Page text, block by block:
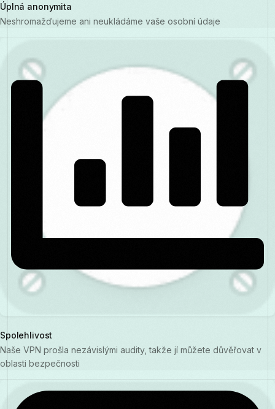
Úplná anonymita
Neshromažďujeme ani neukládáme vaše osobní údaje
Spolehlivost
Naše VPN prošla nezávislými audity, takže jí můžete důvěřovat v
oblasti bezpečnosti